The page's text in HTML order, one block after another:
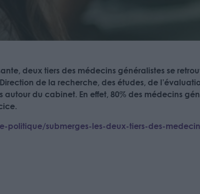
deux tiers des médecins généralistes se
de la recherche, des études, de
autour du cabinet. En effet, 80% des médecins
politique/submerges-les-deux-tiers-des-